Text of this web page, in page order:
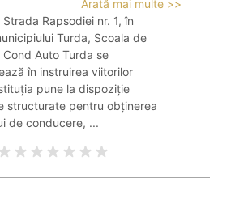
Arată mai multe >>
Rapsodiei nr. 1, în
Turda, Scoala de
Cond Auto Turda se
în instruirea viitorilor
pune la dispoziție
structurate pentru obținerea
de conducere, ...